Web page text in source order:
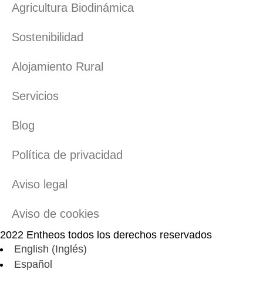
Agricultura Biodinámica
Sostenibilidad
Alojamiento Rural
Servicios
Blog
Política de privacidad
Aviso legal
Aviso de cookies
2022 Entheos todos los derechos reservados
English (Inglés)
Español